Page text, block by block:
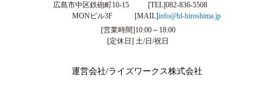
広島市中区鉄砲町10-15
MONビル3F
[TEL]082-836-5508
[MAIL]info@bl-hiroshima.jp
[営業時間]10:00～18:00
[定休日] 土/日/祝日
運営会社/ライズワークス株式会社